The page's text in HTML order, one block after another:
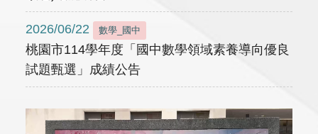
2026/06/22 數學_國中
桃園市114學年度「國中數學領域素養導向優良
試題甄選」成績公告